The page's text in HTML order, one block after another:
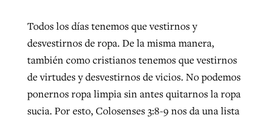
Todos los días tenemos que vestirnos y
desvestirnos de ropa. De la misma manera,
también como cristianos tenemos que vestirnos
de virtudes y desvestirnos de vicios. No podemos
ponernos ropa limpia sin antes quitarnos la ropa
sucia. Por esto, Colosenses 3:8-9 nos da una lista